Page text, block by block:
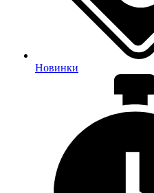
Новинки